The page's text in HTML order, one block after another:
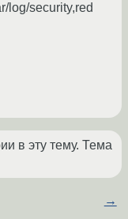
log/security,red
в эту тему. Тема
→